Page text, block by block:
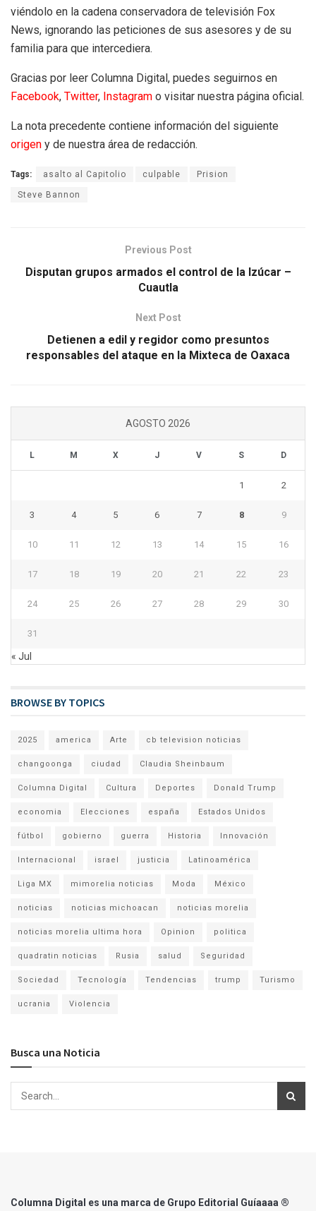
viéndolo en la cadena conservadora de televisión Fox
News, ignorando las peticiones de sus asesores y de su
familia para que intercediera.
Gracias por leer Columna Digital, puedes seguirnos en
Facebook, Twitter, Instagram o visitar nuestra página oficial.
La nota precedente contiene información del siguiente
origen y de nuestra área de redacción.
Tags: asalto al Capitolio culpable Prision
Steve Bannon
Previous Post
Disputan grupos armados el control de la Izúcar –
Cuautla
Next Post
Detienen a edil y regidor como presuntos
responsables del ataque en la Mixteca de Oaxaca
AGOSTO 2026
L M X J V S D
1 2
3 4 5 6 7 8 9
10 11 12 13 14 15 16
17 18 19 20 21 22 23
24 25 26 27 28 29 30
31
« Jul
BROWSE BY TOPICS
2025 america Arte cb television noticias
changoonga ciudad Claudia Sheinbaum
Columna Digital Cultura Deportes Donald Trump
economia Elecciones españa Estados Unidos
fútbol gobierno guerra Historia Innovación
Internacional israel justicia Latinoamérica
Liga MX mimorelia noticias Moda México
noticias noticias michoacan noticias morelia
noticias morelia ultima hora Opinion politica
quadratin noticias Rusia salud Seguridad
Sociedad Tecnología Tendencias trump Turismo
ucrania Violencia
Busca una Noticia
Columna Digital es una marca de Grupo Editorial Guíaaaa ®